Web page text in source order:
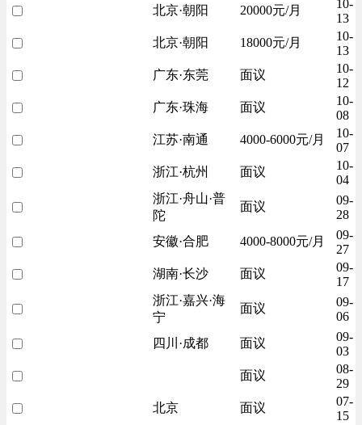
北京·朝阳
20000元/月
10-
13
北京·朝阳
18000元/月
10-
13
广东·东莞
面议
10-
12
广东·珠海
面议
10-
08
江苏·南通
4000-6000元/月
10-
07
浙江·杭州
面议
10-
04
浙江·舟山·普
陀
面议
09-
28
安徽·合肥
4000-8000元/月
09-
27
湖南·长沙
面议
09-
17
浙江·嘉兴·海
宁
面议
09-
06
四川·成都
面议
09-
03
面议
08-
29
北京
面议
07-
15